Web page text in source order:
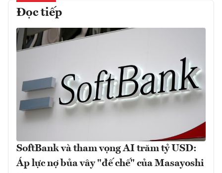
Đọc tiếp
SoftBank và tham vọng AI trăm tỷ USD:
Áp lực nợ bủa vây "đế chế" của Masayoshi